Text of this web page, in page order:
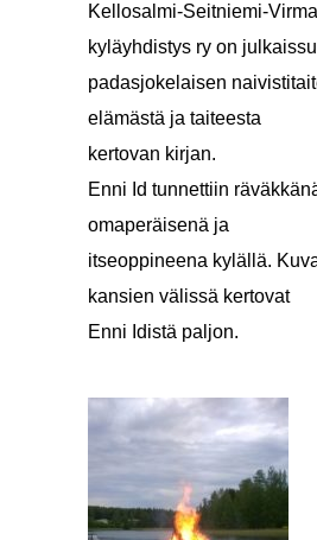
Kellosalmi-Seitniemi-
kyläyhdistys ry on
padasjokelaisen
elämästä ja taiteesta
kertovan kirjan.
Enni Id tunnettiin
omaperäisenä ja
itseoppineena kylällä.
kansien välissä kertovat
Enni Idistä paljon.